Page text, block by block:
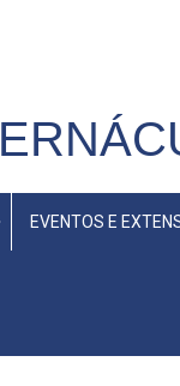
EVENTOS E